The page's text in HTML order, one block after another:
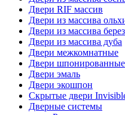
Двери RIF массив
Двери из массива
Двери из массива
Двери из массива дуба
Двери межкомнатные
Двери шпонированные
Двери эмаль
Двери экошпон
Скрытые двери
Дверные системы